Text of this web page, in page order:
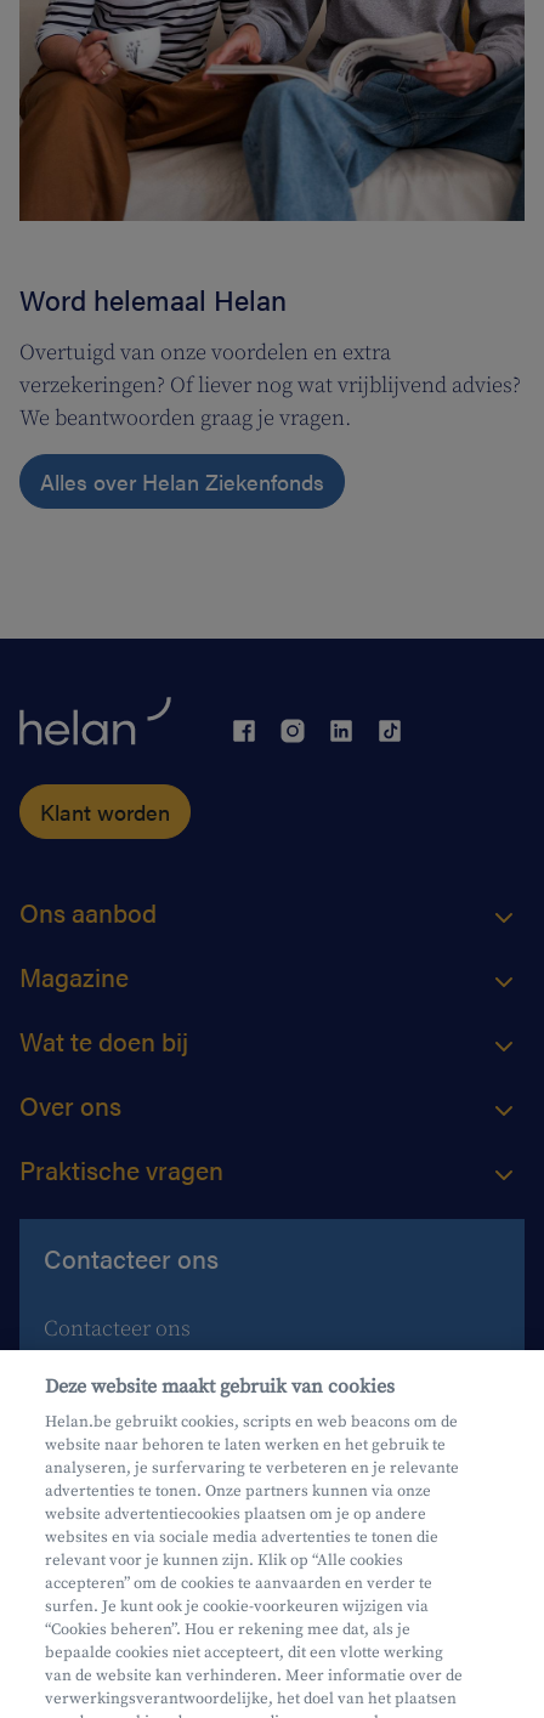
Word helemaal Helan
Overtuigd van onze voordelen en extra
verzekeringen? Of liever nog wat vrijblijvend advies?
We beantwoorden graag je vragen.
Alles over Helan Ziekenfonds
Klant worden
Ons aanbod
Magazine
Wat te doen bij
Over ons
Praktische vragen
Contacteer ons
Contacteer ons
Maak een afspraak
Waar vind je ons?
Phishing
Mifid
Privacy
Juridische info
Deze website maakt gebruik van cookies
Helan.be gebruikt cookies, scripts en web beacons om de
website naar behoren te laten werken en het gebruik te
analyseren, je surfervaring te verbeteren en je relevante
advertenties te tonen. Onze partners kunnen via onze
website advertentiecookies plaatsen om je op andere
websites en via sociale media advertenties te tonen die
relevant voor je kunnen zijn. Klik op “Alle cookies
accepteren” om de cookies te aanvaarden en verder te
surfen. Je kunt ook je cookie-voorkeuren wijzigen via
“Cookies beheren”. Hou er rekening mee dat, als je
bepaalde cookies niet accepteert, dit een vlotte werking
van de website kan verhinderen. Meer informatie over de
verwerkingsverantwoordelijke, het doel van het plaatsen